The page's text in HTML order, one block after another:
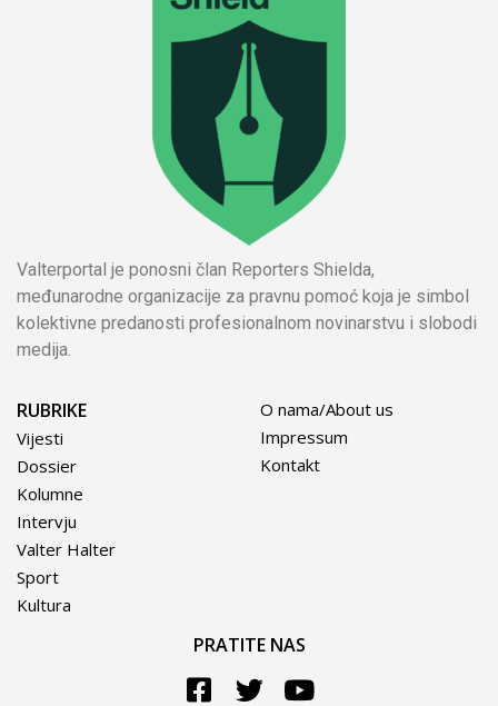
Valterportal je ponosni član Reporters Shielda,
međunarodne organizacije za pravnu pomoć koja je simbol
kolektivne predanosti profesionalnom novinarstvu i slobodi
medija.
RUBRIKE
Vijesti
Dossier
Kolumne
Intervju
Valter Halter
Sport
Kultura
O nama/About us
Impressum
Kontakt
PRATITE NAS